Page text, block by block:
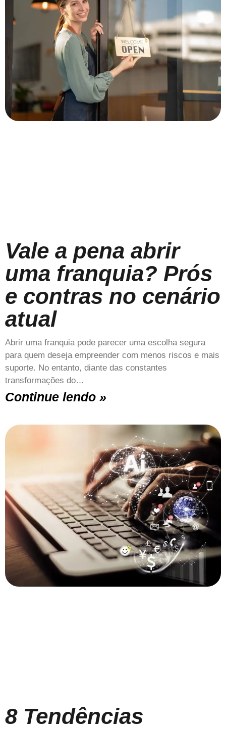
Vale a pena abrir
uma franquia? Prós
e contras no cenário
atual
Abrir uma franquia pode parecer uma escolha segura
para quem deseja empreender com menos riscos e mais
suporte. No entanto, diante das constantes
transformações do…
Continue lendo »
8 Tendências